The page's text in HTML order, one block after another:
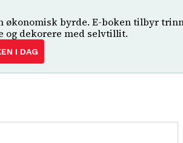
byrde. E-boken tilbyr
og dekorere med selvtillit.
I DAG